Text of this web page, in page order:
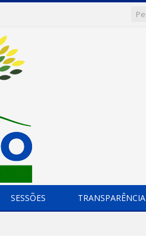
SESSÕES TRANSPARÊNCIA